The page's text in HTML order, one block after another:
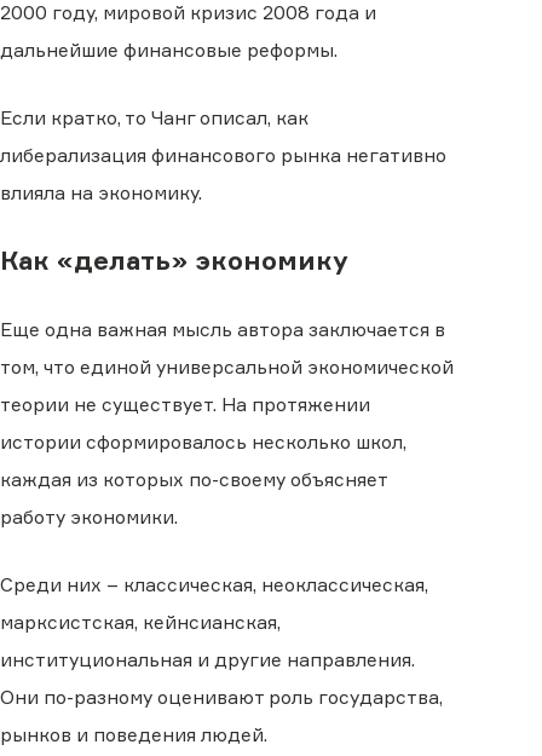
2000 году, мировой кризис 2008 года и
дальнейшие финансовые реформы.
Если кратко, то Чанг описал, как
либерализация финансового рынка негативно
влияла на экономику.
Как «делать» экономику
Еще одна важная мысль автора заключается в
том, что единой универсальной экономической
теории не существует. На протяжении
истории сформировалось несколько школ,
каждая из которых по-своему объясняет
работу экономики.
Среди них – классическая, неоклассическая,
марксистская, кейнсианская,
институциональная и другие направления.
Они по-разному оценивают роль государства,
рынков и поведения людей.